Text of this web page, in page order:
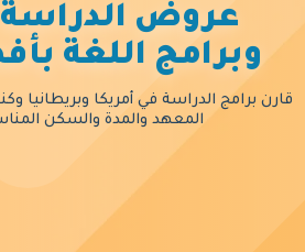
عروض الدراسة
وبرامج اللغة
قارن برامج الدراسة في أمريكا وبريطانيا
المعهد والمدة والسكن